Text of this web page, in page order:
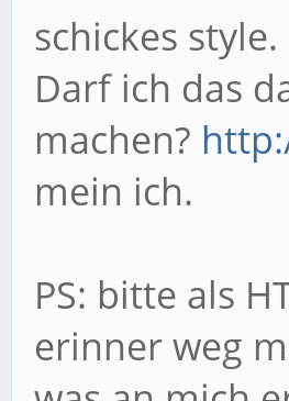
schickes style.
Darf ich das
machen?
mein ich.
PS: bitte als
erinner weg